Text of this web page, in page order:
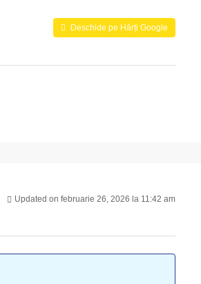
Deschide pe Hărți Google
Updated on februarie 26, 2026 la 11:42 am